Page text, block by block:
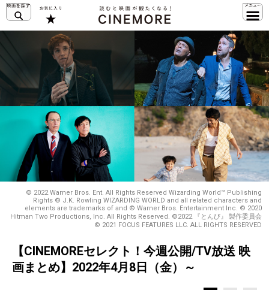
© 2022 Warner Bros. Ent. All Rights Reserved Wizarding World™ Publishing
Rights © J.K. Rowling WIZARDING WORLD and all related characters and
elements are trademarks of and © Warner Bros. Entertainment Inc. © 2020
Hitman Two Productions, Inc. All Rights Reserved. ©2022 『とんび』 製作委員会
© 2021 FOCUS FEATURES LLC. ALL RIGHTS RESERVED
【CINEMOREセレクト！今週公開/TV放送 映
画まとめ】2022年4月8日（金）～